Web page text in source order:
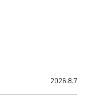
2026.8.7